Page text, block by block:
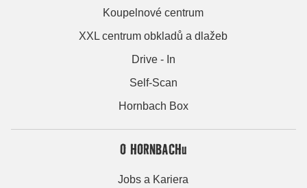
Koupelnové centrum
XXL centrum obkladů a dlažeb
Drive - In
Self-Scan
Hornbach Box
O HORNBACHu
Jobs a Kariera